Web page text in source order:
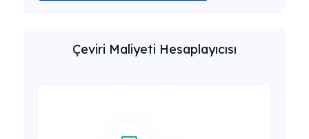
Çeviri Maliyeti Hesaplayıcısı